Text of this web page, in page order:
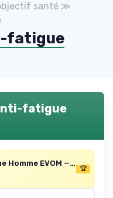
santé ≫
fatigue
fatigue
Booster Anti-Fatigue Homme EVOM — Cure 20 jours
🏆